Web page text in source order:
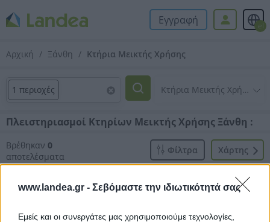
www.landea.gr - Σεβόμαστε την ιδιωτικότητά σας
Εμείς και οι συνεργάτες μας χρησιμοποιούμε τεχνολογίες,
Εγγραφή el
Αρχική Ξάνθη Κτήρια Μεικτής Χρήσης
1 περιοχές
Πλειστηριασμοί Κτηρίων Μεικτής Χρήσης Ξάνθη :
Βρέθηκαν 0
αποτελέσματα
Xάρτης
Φίλτρα